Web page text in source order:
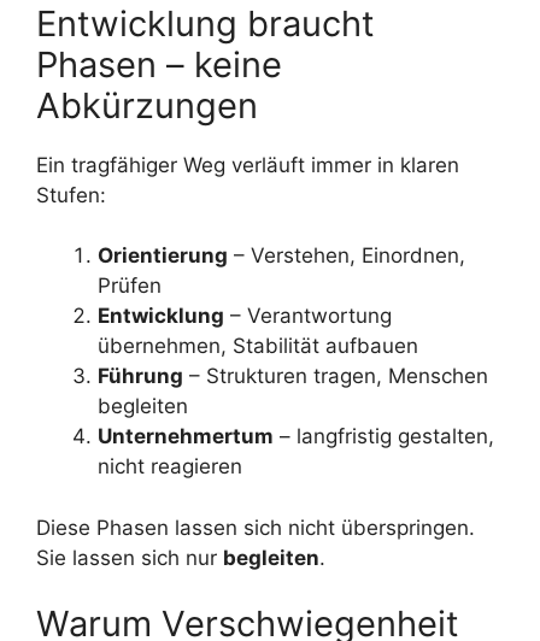
Entwicklung braucht
Phasen – keine
Abkürzungen
Ein tragfähiger Weg verläuft immer in klaren
Stufen:
Orientierung – Verstehen, Einordnen,
Prüfen
Entwicklung – Verantwortung
übernehmen, Stabilität aufbauen
Führung – Strukturen tragen, Menschen
begleiten
Unternehmertum – langfristig gestalten,
nicht reagieren
Diese Phasen lassen sich nicht überspringen.
Sie lassen sich nur begleiten.
Warum Verschwiegenheit